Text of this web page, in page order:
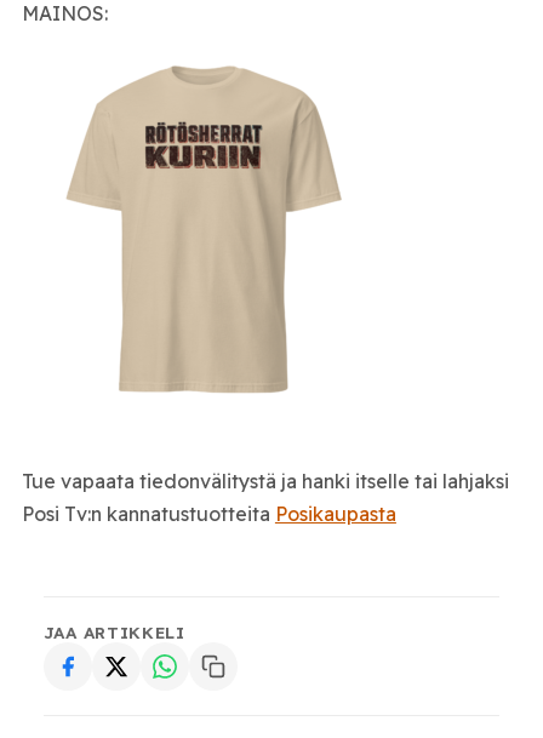
MAINOS:
Tue vapaata tiedonvälitystä ja hanki itselle tai lahjaksi
Posi Tv:n kannatustuotteita Posikaupasta
JAA ARTIKKELI